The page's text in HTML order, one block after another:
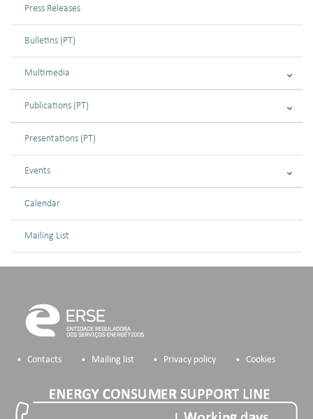
Press Releases
Bulletins (PT)
Multimedia
Publications (PT)
Presentations (PT)
Events
Calendar
Mailing List
Contacts Mailing list Privacy policy Cookies